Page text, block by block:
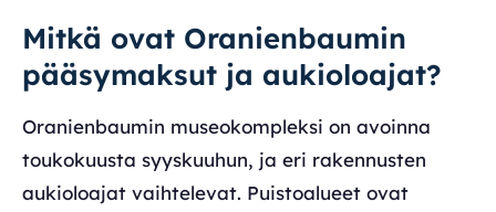
Mitkä ovat Oranienbaumin
pääsymaksut ja aukioloajat?
Oranienbaumin museokompleksi on avoinna
toukokuusta syyskuuhun, ja eri rakennusten
aukioloajat vaihtelevat. Puistoalueet ovat